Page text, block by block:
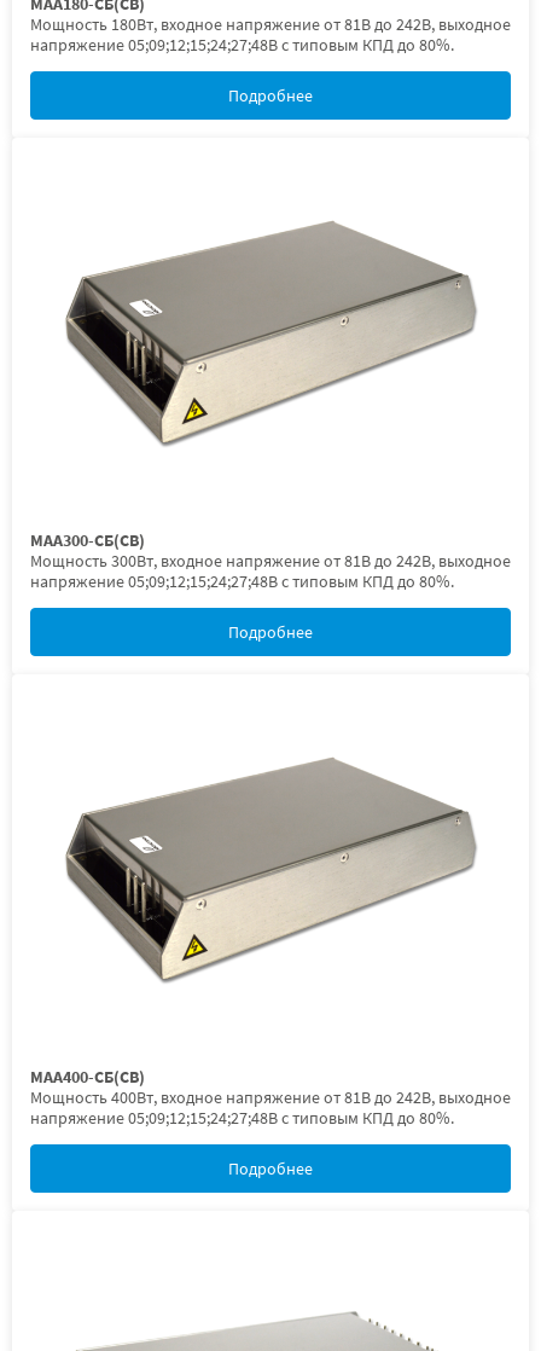
Мощность 180Вт, входное напряжение от 81В до 242В, выходное
напряжение 05;09;12;15;24;27;48В с типовым КПД до 80%.
Подробнее
МАА300-СБ(СВ)
Мощность 300Вт, входное напряжение от 81В до 242В, выходное
напряжение 05;09;12;15;24;27;48В с типовым КПД до 80%.
Подробнее
МАА400-СБ(СВ)
Мощность 400Вт, входное напряжение от 81В до 242В, выходное
напряжение 05;09;12;15;24;27;48В с типовым КПД до 80%.
Подробнее